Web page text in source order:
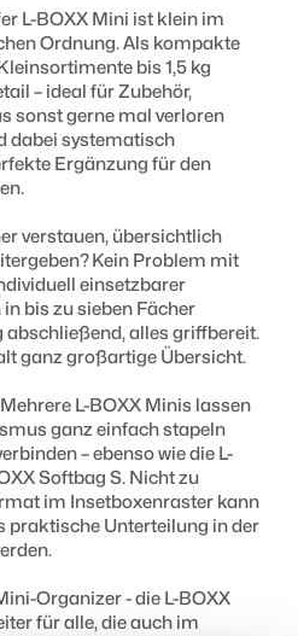
:
L-BOXX Mini ist klein im
Ordnung. Als kompakte
bis 1,5 kg
– ideal für Zubehör,
sonst gerne mal verloren
dabei systematisch
Ergänzung für den
verstauen, übersichtlich
Kein Problem mit
einsetzbarer
bis zu sieben Fächer
abschließend, alles griffbereit.
ganz großartige Übersicht.
L-BOXX Minis lassen
ganz einfach stapeln
– ebenso wie die L-
Softbag S. Nicht zu
im Insetboxenraster kann
praktische Unterteilung in der
Organizer - die L-BOXX
für alle, die auch im